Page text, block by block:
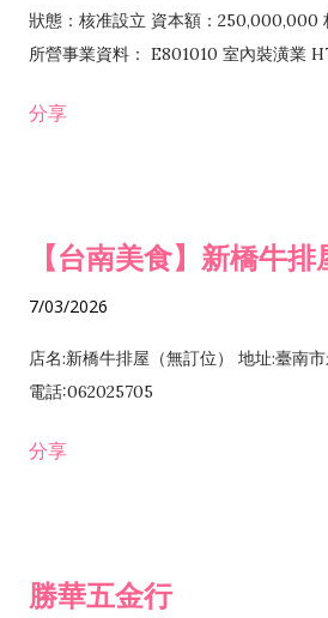
狀態：核准設立 資本額：250,000,000
所營事業資料： E801010 室內裝潢業
發業 H703090 不動產買賣業 H703100
分享
【台南美食】新橋牛排
7/03/2026
店名:新橋牛排屋（無訂位） 地址:臺南
電話:062025705
分享
勝華五金行